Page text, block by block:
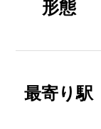
形態
最寄り駅